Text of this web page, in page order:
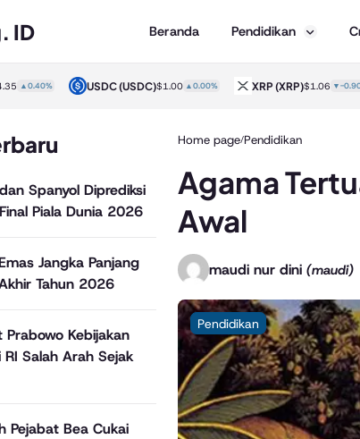
ID Beranda Pendidikan
USDC (USDC)$1.00▲0.00% XRP (XRP)$1.06▼-0.90%
Spanyol Diprediksi
Piala Dunia 2026
Jangka Panjang
Tahun 2026
Prabowo Kebijakan
RI Salah Arah Sejak
Pejabat Bea Cukai
Home page/Pendidikan
Agama
Awal
maudi nur dini (maudi)
Pendidikan